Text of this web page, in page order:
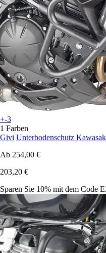
+-3
1 Farben
Givi Unterbodenschutz
Ab 254,00 €
203,20 €
Sparen Sie 10% mit dem Code